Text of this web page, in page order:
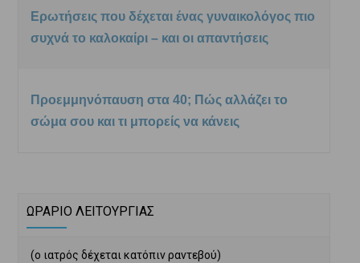
Ερωτήσεις που δέχεται ένας γυναικολόγος πιο
συχνά το καλοκαίρι – και οι απαντήσεις
Προεμμηνόπαυση στα 40; Πώς αλλάζει το
σώμα σου και τι μπορείς να κάνεις
ΩΡΑΡΙΟ ΛΕΙΤΟΥΡΓΙΑΣ
(ο ιατρός δέχεται κατόπιν ραντεβού)